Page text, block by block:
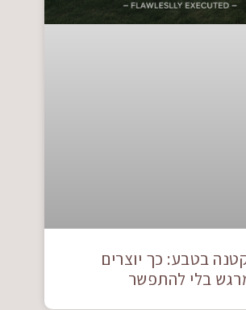
בטבע: כך יוצרים
בלי להתפשר